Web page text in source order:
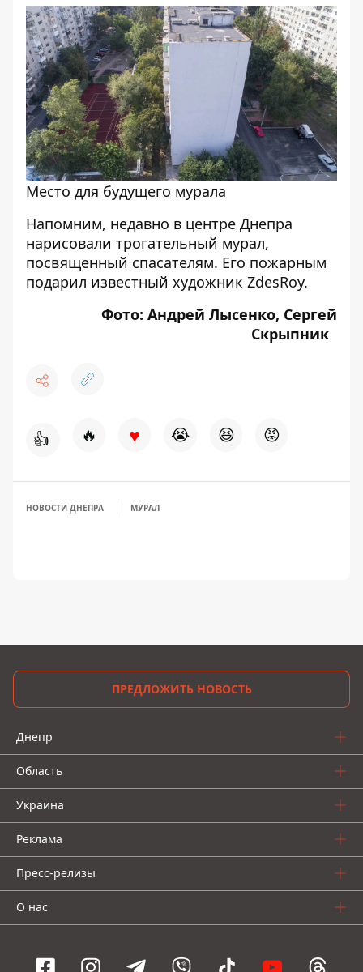
Место для будущего мурала
Напомним, недавно в центре Днепра
нарисовали трогательный мурал,
посвященный спасателям. Его пожарным
подарил известный художник ZdesRoy.
Фото: Андрей Лысенко, Сергей
Скрыпник
👍 🔥 ♥ 😭 😆 😡
НОВОСТИ ДНЕПРА МУРАЛ
ПРЕДЛОЖИТЬ НОВОСТЬ
Днепр
Область
Украина
Реклама
Пресс-релизы
О нас